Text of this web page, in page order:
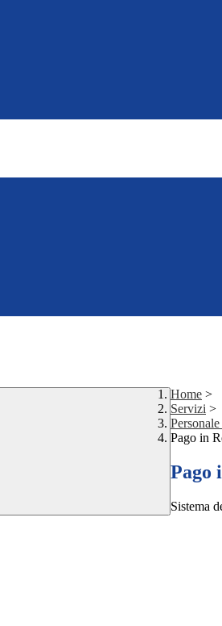
Home >
Servizi >
Pago in
Pago
Sistema